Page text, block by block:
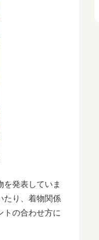
発表していま
たり、着物関係
トの合わせ方に